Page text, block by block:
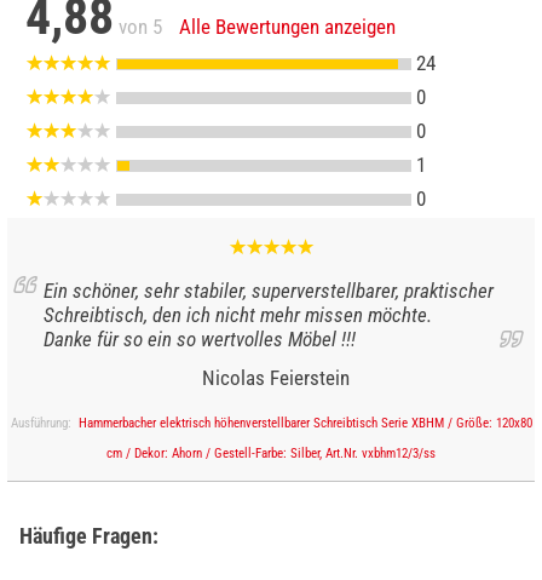
4,88 von 5
Alle Bewertungen anzeigen
24
0
0
1
0
Ein schöner, sehr stabiler, superverstellbarer, praktischer
Schreibtisch, den ich nicht mehr missen möchte.
Danke für so ein so wertvolles Möbel !!!
Nicolas Feierstein
Ausführung: Hammerbacher elektrisch höhenverstellbarer Schreibtisch Serie XBHM / Größe: 120x80
cm / Dekor: Ahorn / Gestell-Farbe: Silber, Art.Nr. vxbhm12/3/ss
Häufige Fragen: